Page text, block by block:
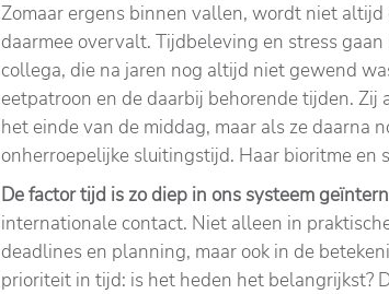
Zomaar ergens binnen vallen, wordt niet
daarmee overvalt. Tijdbeleving en stress
collega, die na jaren nog altijd niet gewend
eetpatroon en de daarbij behorende tijden.
het einde van de middag, maar als ze daarna
onherroepelijke sluitingstijd. Haar bioritme en
De factor tijd is zo diep in ons systeem
internationale contact. Niet alleen in
deadlines en planning, maar ook in de
prioriteit in tijd: is het heden het belangrijkst?